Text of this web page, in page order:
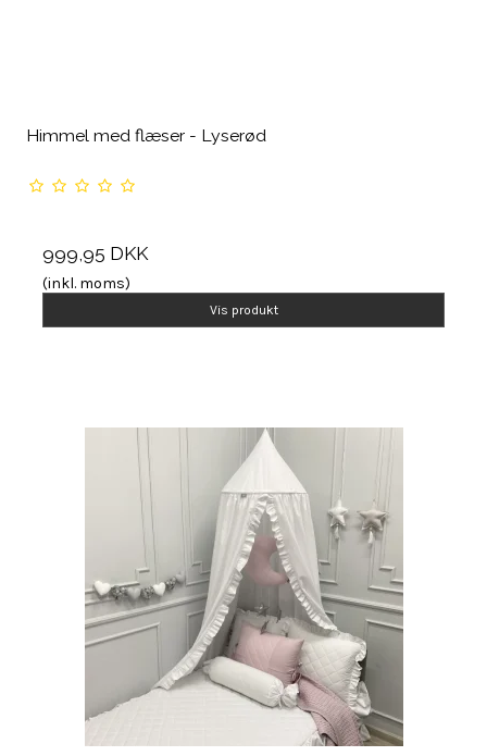
Himmel med flæser - Lyserød
999,95 DKK
(inkl. moms)
Vis produkt